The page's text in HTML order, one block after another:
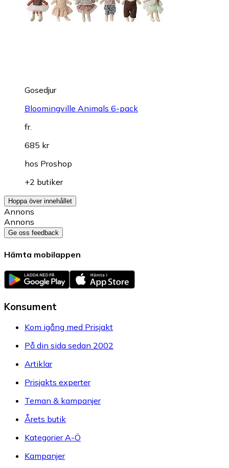
Gosedjur
Bloomingville Animals 6-pack
fr.
685 kr
hos Proshop
+2 butiker
Hoppa över innehållet
Annons
Annons
Ge oss feedback
Hämta mobilappen
Konsument
Kom igång med Prisjakt
På din sida sedan 2002
Artiklar
Prisjakts experter
Teman & kampanjer
Årets butik
Kategorier A-Ö
Kampanjer